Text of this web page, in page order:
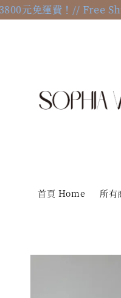
免運費！// Free
首頁 Home 所